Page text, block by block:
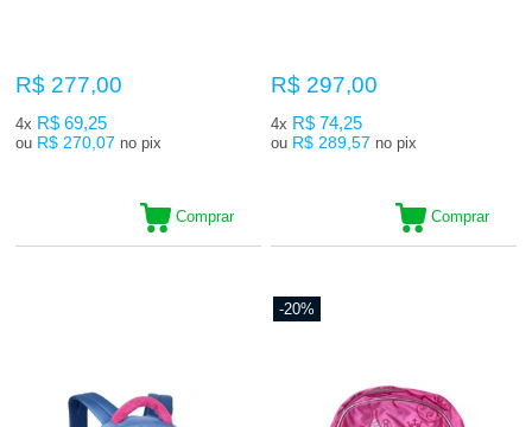
R$ 277,00
4x R$ 69,25
ou R$ 270,07 no pix
Comprar
R$ 297,00
4x R$ 74,25
ou R$ 289,57 no pix
Comprar
-20%